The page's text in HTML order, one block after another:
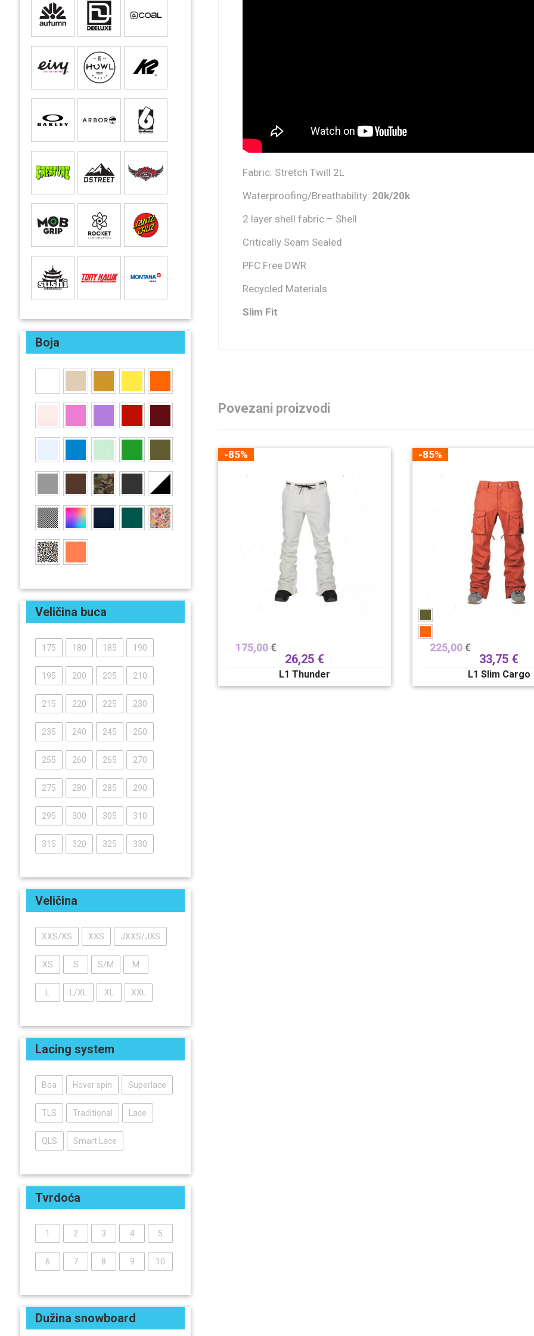
Fabric: Stretch Twill 2L
Waterproofing/Breathability: 20k/20k
2 layer shell fabric – Shell
Critically Seam Sealed
PFC Free DWR
Recycled Materials
Slim Fit
Povezani proizvodi
-85%
175,00€
26,25 €
L1 Thunder
-85%
225,00€
33,75 €
L1 Slim Cargo
Boja
Veličina buca
175 180 185 190
195 200 205 210
215 220 225 230
235 240 245 250
255 260 265 270
275 280 285 290
295 300 305 310
315 320 325 330
Veličina
XXS/XS XXS JXXS/JXS
XS S S/M M
L/XL XL XXL
Lacing system
Boa Hover spin Superlace
TLS Traditional Lace
QLS Smart Lace
Tvrdoća
1 2 3 4 5
6 7 8 9 10
Dužina snowboard